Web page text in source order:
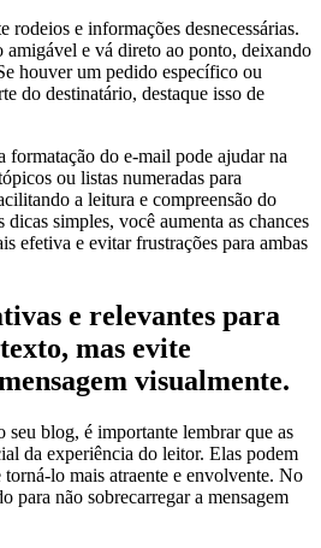
rodeios e informações desnecessárias.
amigável e vá direto ao ponto, deixando
houver um pedido específico ou
do destinatário, destaque isso de
formatação do e-mail pode ajudar na
ou listas numeradas para
a leitura e compreensão do
dicas simples, você aumenta as chances
efetiva e evitar frustrações para ambas
e relevantes para
mas evite
visualmente.
seu blog, é importante lembrar que as
da experiência do leitor. Elas podem
lo mais atraente e envolvente. No
para não sobrecarregar a mensagem